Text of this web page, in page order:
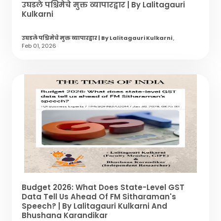
उघडले पश्चिमेचे मुक्त व्यापारद्वार | By Lalitagauri
Kulkarni
उघडले पश्चिमेचे मुक्त व्यापारद्वार | By Lalitagauri Kulkarni,
Feb 01, 2026
Budget 2026: What Does State-Level GST
Data Tell Us Ahead Of FM Sitharaman's
Speech? | By Lalitagauri Kulkarni And
Bhushana Karandikar